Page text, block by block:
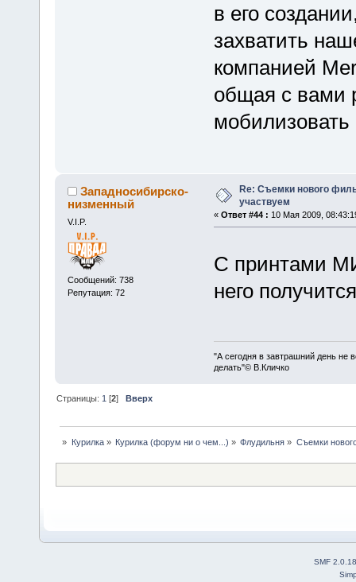
в его
захватить
компанией
общая с вами
мобилизовать
Западносибирско-
низменный
V.I.P.
Сообщений: 738
Репутация: 72
Re: Съемки нового
участвуем
« Ответ #44 : 10 Мая 2009,
С принтами
него
"А сегодня в завтрашний день не
делать"© В.Кличко
Страницы: 1 [2]Вверх
» Курилка» Курилка (форум ни о чем...) » Флудильня » Съемки
SMF 2.0.18